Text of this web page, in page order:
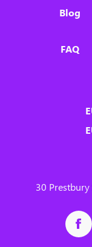
Blog
FAQ
30